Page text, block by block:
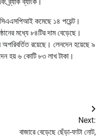
কমেছে ১৪ পয়েন্ট।
মধ্যে ৮৪টির দাম বেড়েছে।
অপরিবর্তিত রয়েছে। লেনদেন হয়েছে ৯
হয় ৬ কোটি ৮৩ লাখ টাকা।
Next:
বাজারে বেড়েছে ছেঁড়া-ফাটা নোট,